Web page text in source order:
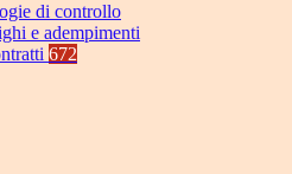
di controllo
e adempimenti
672